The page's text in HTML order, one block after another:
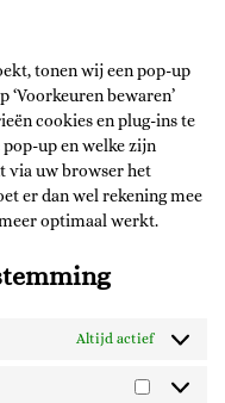
tonen wij een pop-up
bewaren’
cookies en plug-ins te
up en welke zijn
via uw browser het
er dan wel rekening mee
optimaal werkt.
Altijd actief